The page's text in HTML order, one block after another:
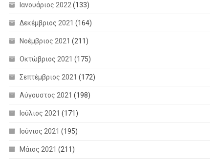
Ιανουάριος 2022(133)
Δεκέμβριος 2021 (164)
Νοέμβριος 2021 (211)
Οκτώβριος 2021 (175)
Σεπτέμβριος 2021 (172)
Αύγουστος 2021 (198)
Ιούλιος 2021 (171)
Ιούνιος 2021 (195)
Μάιος 2021 (211)